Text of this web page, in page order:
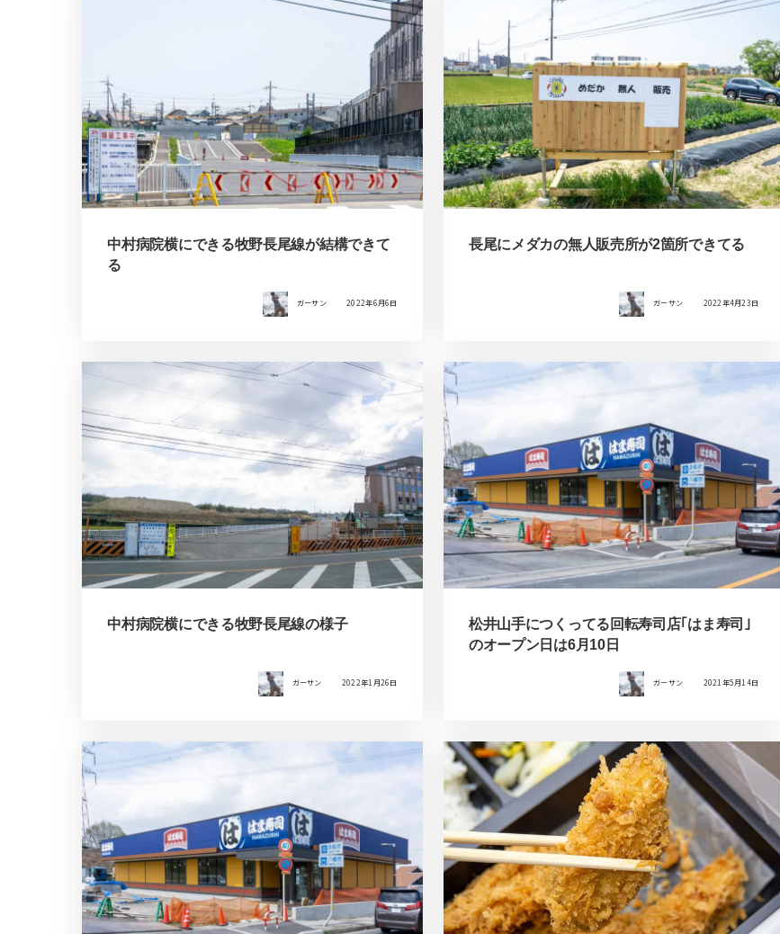
中村病院横にできる牧野長尾線が結構できて
る
ガーサン 2022年6月6日
長尾にメダカの無人販売所が2箇所できてる
ガーサン 2022年4月23日
中村病院横にできる牧野長尾線の様子
ガーサン 2022年1月26日
松井山手につくってる回転寿司店｢はま寿司｣
のオープン日は6月10日
ガーサン 2021年5月14日